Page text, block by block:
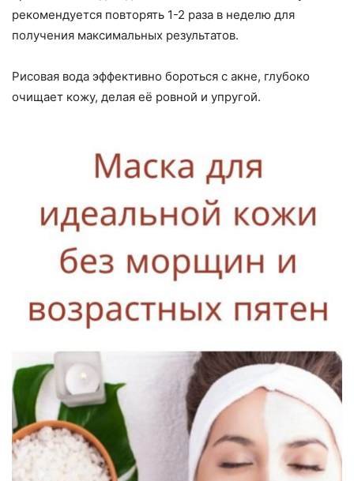
рекомендуется повторять 1-2 раза в неделю для
получения максимальных результатов.
Рисовая вода эффективно бороться с акне, глубоко
очищает кожу, делая её ровной и упругой.